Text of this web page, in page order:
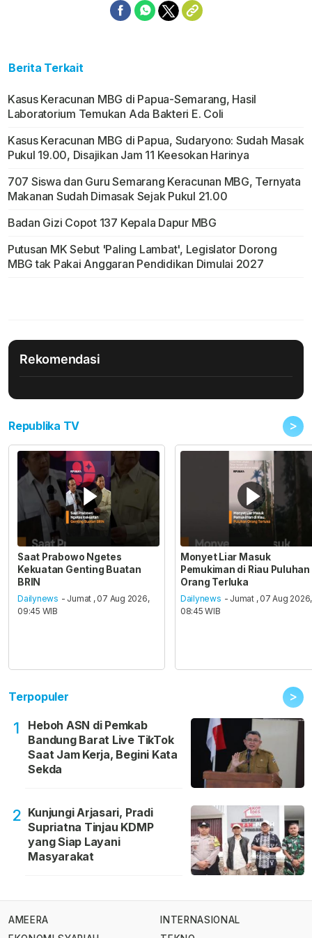
Berita Terkait
Kasus Keracunan MBG di Papua-Semarang, Hasil
Laboratorium Temukan Ada Bakteri E. Coli
Kasus Keracunan MBG di Papua, Sudaryono: Sudah Masak
Pukul 19.00, Disajikan Jam 11 Keesokan Harinya
707 Siswa dan Guru Semarang Keracunan MBG, Ternyata
Makanan Sudah Dimasak Sejak Pukul 21.00
Badan Gizi Copot 137 Kepala Dapur MBG
Putusan MK Sebut 'Paling Lambat', Legislator Dorong
MBG tak Pakai Anggaran Pendidikan Dimulai 2027
Rekomendasi
Republika TV >
Saat Prabowo Ngetes
Kekuatan Genting Buatan
BRIN
Dailynews - Jumat , 07 Aug 2026,
09:45 WIB
Monyet Liar Masuk
Pemukiman di Riau Puluhan
Orang Terluka
Dailynews - Jumat , 07 Aug 2026,
08:45 WIB
Terpopuler >
1
Heboh ASN di Pemkab
Bandung Barat Live TikTok
Saat Jam Kerja, Begini Kata
Sekda
2 Kunjungi Arjasari, Pradi
Supriatna Tinjau KDMP
yang Siap Layani
Masyarakat
AMEERA
INTERNASIONAL